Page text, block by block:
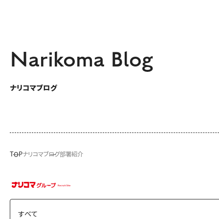
Narikoma Blog
ナリコマブログ
TOPナリコマブログ部署紹介